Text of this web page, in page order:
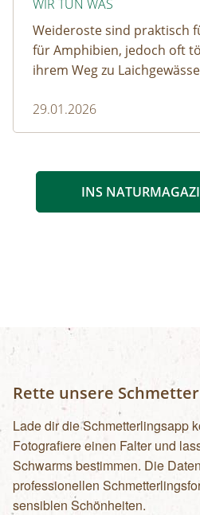
WIR TUN WAS
Weideroste sind praktisch
für Amphibien, jedoch oft
ihrem Weg zu
29.01.2026
INS
Rette unsere
Lade dir die Schmetterlingsapp
Fotografiere einen Falter und
Schwarms bestimmen. Die
professionellen
sensiblen Schönheiten.